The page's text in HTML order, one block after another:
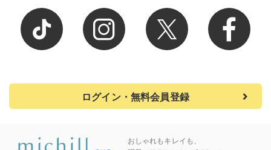
ログイン・無料会員登録
おしゃれもキレイも、